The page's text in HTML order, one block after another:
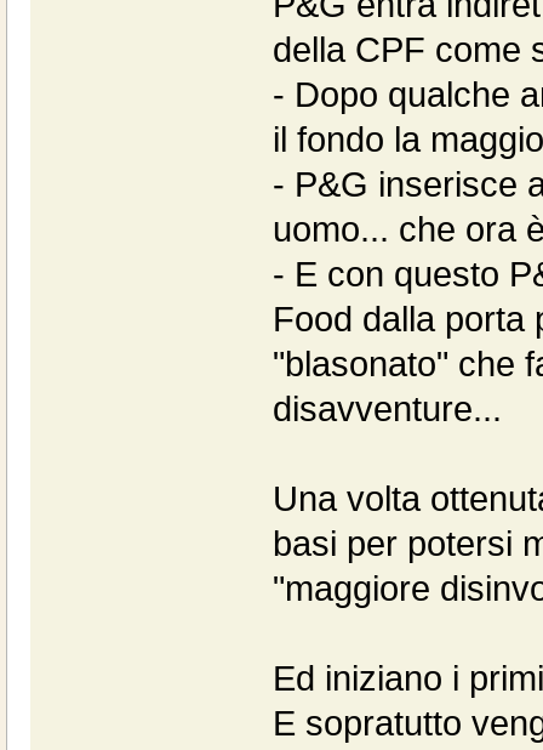
della CPF come
- Dopo qualche
il fondo la
- P&G inserisce
uomo... che ora
- E con questo
Food dalla porta
"blasonato" che
disavventure...
Una volta
basi per potersi
"maggiore
Ed iniziano i
E sopratutto